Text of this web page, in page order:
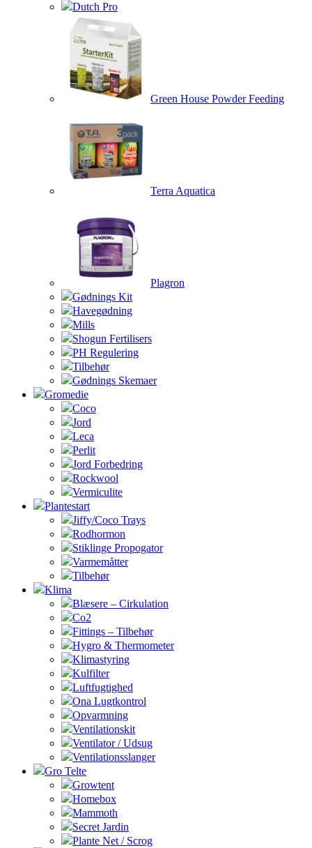
Dutch Pro
Green House Powder Feeding
Terra Aquatica
Plagron
Gødnings Kit
Havegødning
Mills
Shogun Fertilisers
PH Regulering
Tilbehør
Gødnings Skemaer
Gromedie
Coco
Jord
Leca
Perlit
Jord Forbedring
Rockwool
Vermiculite
Plantestart
Jiffy/Coco Trays
Rodhormon
Stiklinge Propogator
Varmemåtter
Tilbehør
Klima
Blæsere – Cirkulation
Co2
Fittings – Tilbehør
Hygro & Thermometer
Klimastyring
Kulfilter
Luftfugtighed
Ona Lugtkontrol
Opvarmning
Ventilationskit
Ventilator / Udsug
Ventilationsslanger
Gro Telte
Growtent
Homebox
Mammoth
Secret Jardin
Plante Net / Scrog